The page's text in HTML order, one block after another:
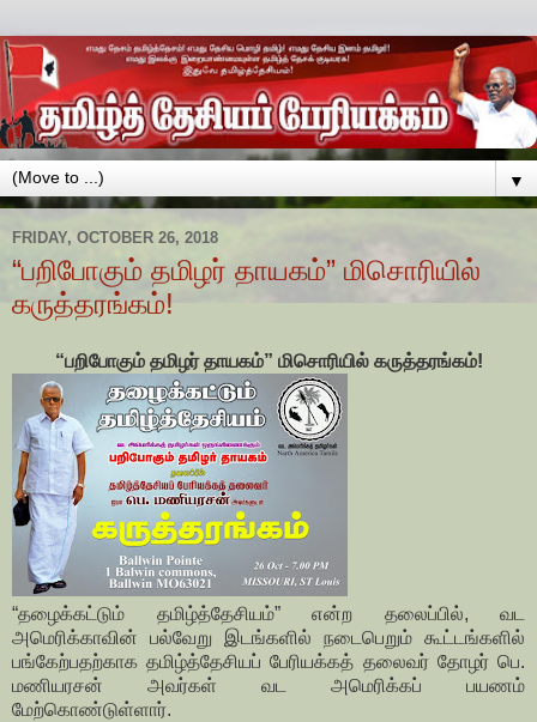
▼
FRIDAY, OCTOBER 26, 2018
“பறிபோகும் தமிழர் தாயகம்” மிசொரியில்
கருத்தரங்கம்!
“பறிபோகும் தமிழர் தாயகம்” மிசொரியில் கருத்தரங்கம்!
“தழைக்கட்டும் தமிழ்த்தேசியம்” என்ற தலைப்பில், வட
அமெரிக்காவின் பல்வேறு இடங்களில் நடைபெறும் கூட்டங்களில்
பங்கேற்பதற்காக தமிழ்த்தேசியப் பேரியக்கத் தலைவர் தோழர் பெ.
மணியரசன் அவர்கள் வட அமெரிக்கப் பயணம்
மேற்கொண்டுள்ளார்.